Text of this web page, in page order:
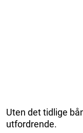
Uten det tidlige
utfordrende.